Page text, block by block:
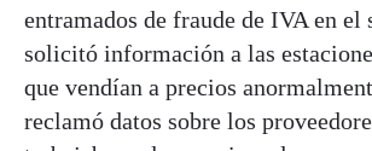
entramados de fraude de IVA en el
solicitó información a las
que vendían a precios
reclamó datos sobre los